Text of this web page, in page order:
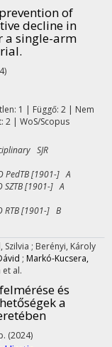
of
decline in
a single-arm
1 | Függő: 2 | Nem
2 | WoS/Scopus
SJR
PedTB [1901-] A
SZTB [1901-] A
RTB [1901-] B
Szilvia ; Berényi, Károly
; Markó-Kucsera,
et al.
és
a
(2024)